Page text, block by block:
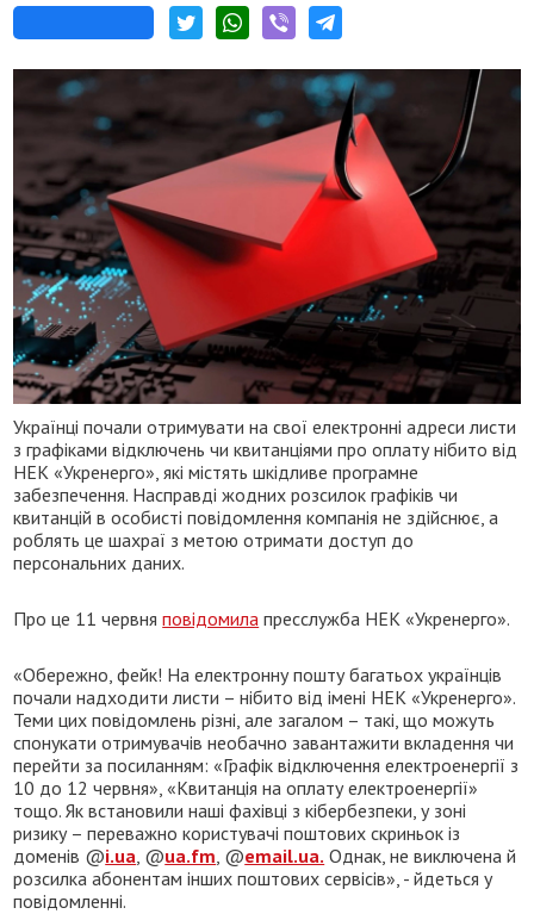
Українці почали отримувати на свої електронні адреси листи
з графіками відключень чи квитанціями про оплату нібито від
НЕК «Укренерго», які містять шкідливе програмне
забезпечення. Насправді жодних розсилок графіків чи
квитанцій в особисті повідомлення компанія не здійснює, а
роблять це шахраї з метою отримати доступ до
персональних даних.
Про це 11 червняповідомила пресслужба НЕК «Укренерго».
«Обережно, фейк! На електронну пошту багатьох українців
почали надходити листи – нібито від імені НЕК «Укренерго».
Теми цих повідомлень різні, але загалом – такі, що можуть
спонукати отримувачів необачно завантажити вкладення чи
перейти за посиланням: «Графік відключення електроенергії з
10 до 12 червня», «Квитанція на оплату електроенергії»
тощо. Як встановили наші фахівці з кібербезпеки, у зоні
ризику – переважно користувачі поштових скриньок із
доменів @i.ua , @ua.fm , @email.ua. Однак, не виключена й
розсилка абонентам інших поштових сервісів», - йдеться у
повідомленні.